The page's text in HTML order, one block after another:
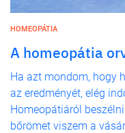
HOMEOPÁTIA
A homeopátia
Ha azt mondom, hogy
az eredményét, elég
Homeopátiáról
bőrömet viszem a